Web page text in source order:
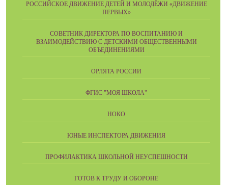
РОССИЙСКОЕ ДВИЖЕНИЕ ДЕТЕЙ И МОЛОДЁЖИ «ДВИЖЕНИЕ
ПЕРВЫХ»
СОВЕТНИК ДИРЕКТОРА ПО ВОСПИТАНИЮ И
ВЗАИМОДЕЙСТВИЮ С ДЕТСКИМИ ОБЩЕСТВЕННЫМИ
ОБЪЕДИНЕНИЯМИ
ОРЛЯТА РОССИИ
ФГИС "МОЯ ШКОЛА"
НОКО
ЮНЫЕ ИНСПЕКТОРА ДВИЖЕНИЯ
ПРОФИЛАКТИКА ШКОЛЬНОЙ НЕУСПЕШНОСТИ
ГОТОВ К ТРУДУ И ОБОРОНЕ